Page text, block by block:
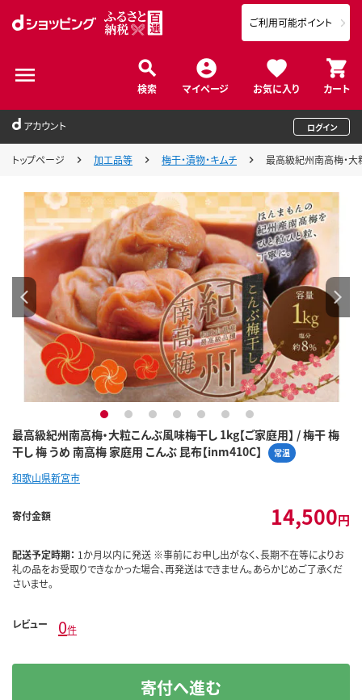
検索 マイページ お気に入り カート
ご利用可能ポイント
アカウント ログイン
トップページ 加工品等 梅干・漬物・キムチ 最高級紀州南高梅・大
最高級紀州南高梅・大粒こんぶ風味梅干し 1kg【ご家庭用】 / 梅干 梅
干し 梅 うめ 南高梅 家庭用 こんぶ 昆布【inm410C】
常温
1 2 3 4 5 6 7
和歌山県新宮市
寄付金額 14,500円
配送予定時期： 1か月以内に発送 ※事前にお申し出がなく、長期不在等によりお
礼の品をお受取りできなかった場合、再発送はできません。あらかじめご了承くだ
さいませ。
レビュー 0件
寄付へ進む